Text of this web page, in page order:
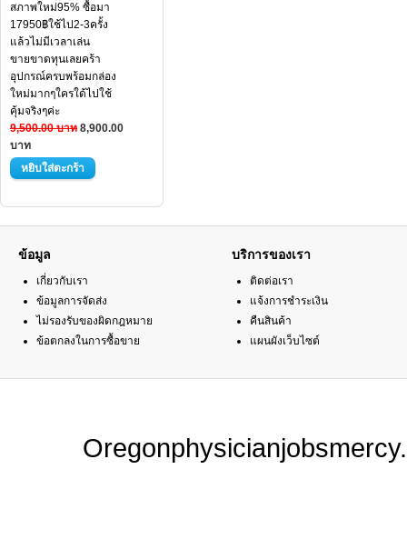
สภาพใหม่95% ซื้อมา
17950฿ใช้ไป2-3ครั้ง
แล้วไม่มีเวลาเล่น
ขายขาดทุนเลยคร้า
อุปกรณ์ครบพร้อมกล่อง
ใหม่มากๆใครใด้ไปใช้
คุ้มจริงๆค่ะ
9,500.00 บาท 8,900.00
บาท
ข้อมูล
เกี่ยวกับเรา
ข้อมูลการจัดส่ง
ไม่รองรับของผิดกฎหมาย
ข้อตกลงในการซื้อขาย
บริการของเรา
ติดต่อเรา
แจ้งการชำระเงิน
คืนสินค้า
แผนผังเว็บไซต์